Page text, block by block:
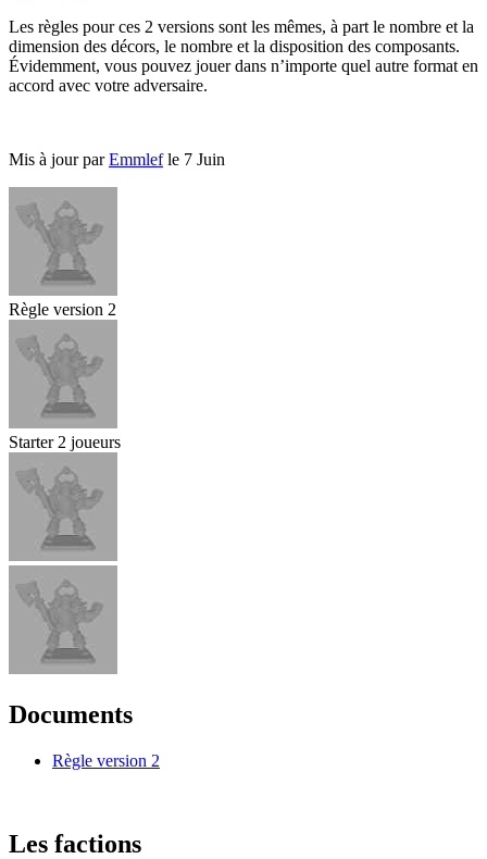
Les règles pour ces 2 versions sont les mêmes, à part le nombre et la
dimension des décors, le nombre et la disposition des composants.
Évidemment, vous pouvez jouer dans n’importe quel autre format en
accord avec votre adversaire.
Mis à jour parEmmlef le 7 Juin
Règle version 2
Starter 2 joueurs
Documents
Règle version 2
Les factions